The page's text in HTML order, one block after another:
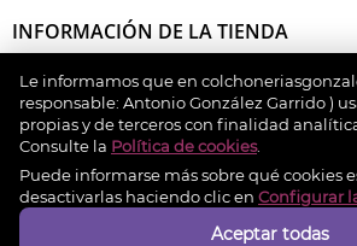
INFORMACIÓN DE LA TIENDA
INFORMACIÓN
MI CUENTA
Le informamos que en
responsable: Antonio González Garrido )
propias y de terceros con finalidad
Consulte la Política de cookies.
Puede informarse más sobre qué cookies
desactivarlas haciendo clic en Configurar
Aceptar todas